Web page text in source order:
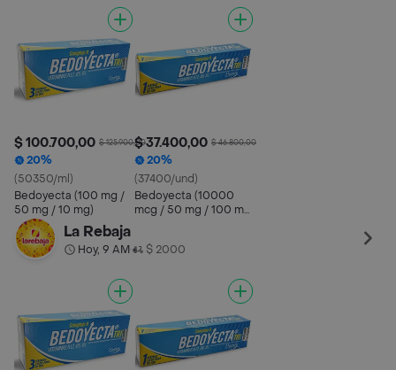
$ 100.700,00 $ 125.900,00
20%
(50350/ml)
Bedoyecta (100 mg /
50 mg / 10 mg)
$ 37.400,00 $ 46.800,00
20%
(37400/und)
Bedoyecta (10000
mcg / 50 mg / 100 mg
La Rebaja
Hoy, 9 AM• $ 2000